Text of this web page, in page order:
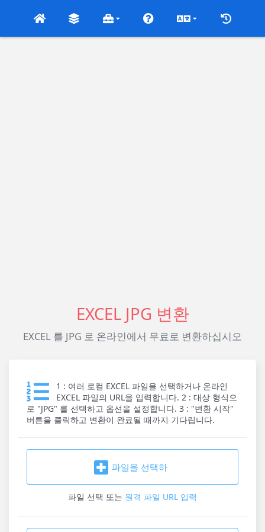
EXCEL JPG 변환
EXCEL 를 JPG 로 온라인에서 무료로 변환하십시오
1 : 여러 로컬 EXCEL 파일을 선택하거나 온라인
EXCEL 파일의 URL을 입력합니다. 2 : 대상 형식으
로 "JPG" 를 선택하고 옵션을 설정합니다. 3 : "변환 시작"
버튼을 클릭하고 변환이 완료될 때까지 기다립니다.
파일을 선택하
파일 선택 또는 원격 파일 URL 입력